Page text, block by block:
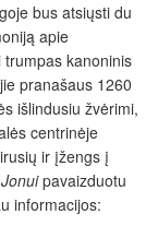
bus atsiųsti du
apie
kanoninis
pranašaus 1260
išlindusiu žvėrimi,
centrinėje
ir įžengs į
pavaizduotu
informacijos: